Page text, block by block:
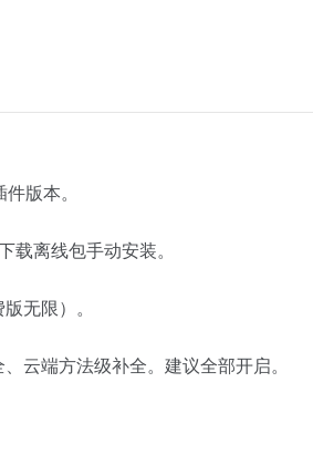
版本。
载离线包手动安装。
无限）。
云端方法级补全。建议全部开启。